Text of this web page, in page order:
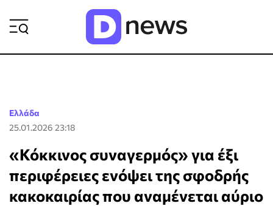
Ελλάδα
25.01.2026 23:18
«Κόκκινος συναγερμός» για έξι
περιφέρειες ενόψει της σφοδρής
κακοκαιρίας που αναμένεται αύριο